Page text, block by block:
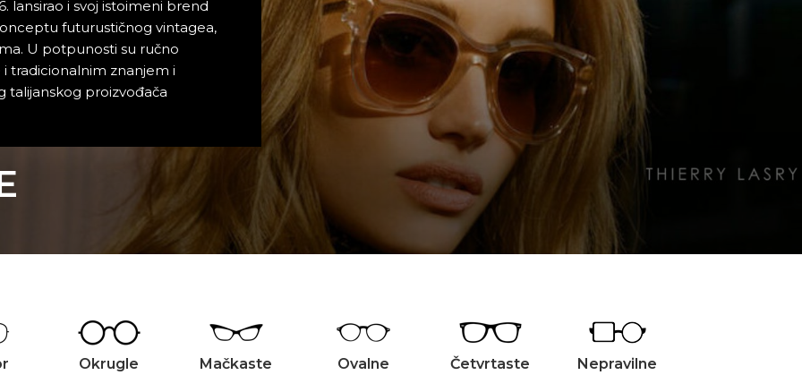
lansirao i svoj istoimeni brend
futurustičnog vintagea,
U potpunosti su ručno
tradicionalnim znanjem i
talijanskog proizvođača
Okrugle Mačkaste Ovalne Četvrtaste Nepravilne